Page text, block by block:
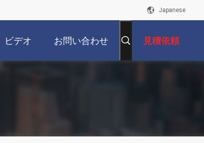
Japanese
ビデオ お問い合わせ 見積依頼